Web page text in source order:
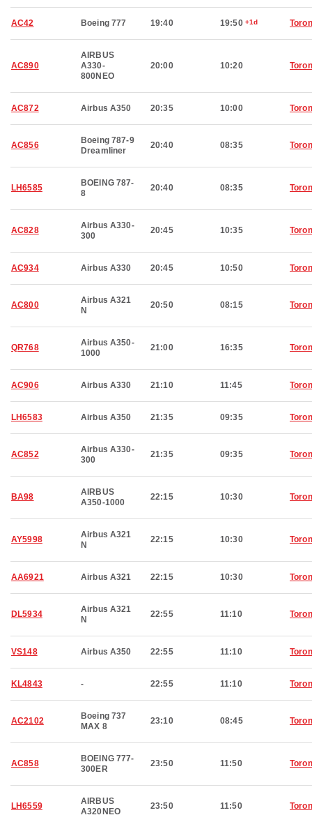
AC42 Boeing 777 19:40 19:50 +1d
AC890
AIRBUS
A330-
800NEO
20:00 10:20
AC872 Airbus A350 20:35 10:00
AC856
Boeing 787-9
Dreamliner
20:40 08:35
LH6585
BOEING 787-
8
20:40 08:35
AC828
Airbus A330-
300
20:45 10:35
AC934 Airbus A330 20:45 10:50
AC800
Airbus A321
N
20:50 08:15
QR768
Airbus A350-
1000
21:00 16:35
AC906 Airbus A330 21:10 11:45
LH6583 Airbus A350 21:35 09:35
AC852
Airbus A330-
300
21:35 09:35
BA98
AIRBUS
A350-1000
22:15 10:30
AY5998
Airbus A321
N
22:15 10:30
AA6921 Airbus A321 22:15 10:30
DL5934
Airbus A321
N
22:55 11:10
VS148 Airbus A350 22:55 11:10
KL4843 - 22:55 11:10
AC2102
Boeing 737
MAX 8
23:10 08:45
AC858
BOEING 777-
300ER
23:50 11:50
LH6559
AIRBUS
A320NEO
23:50 11:50